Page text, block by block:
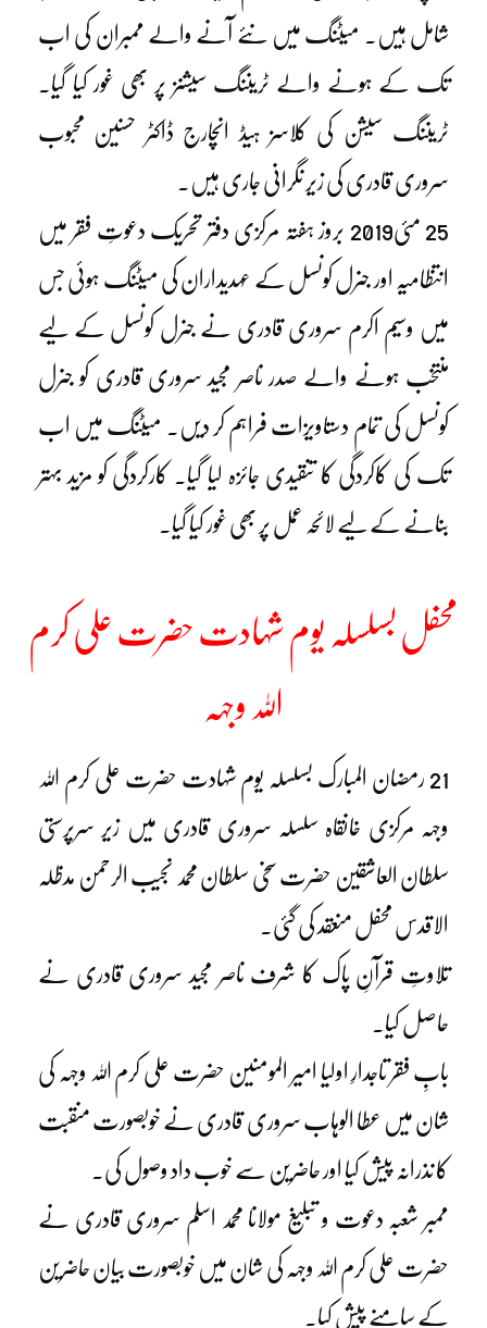
شامل ہیں۔ میٹنگ میں نئے آنے والے ممبران کی اب
تک کے ہونے والے ٹریننگ سیشنز پر بھی غور کیا گیا۔
ٹریننگ سیشن کی کلاسز ہیڈ انچارج ڈاکٹر حسنین محبوب
سروری قادری کی زیر نگرانی جاری ہیں۔
25 مئی2019 بروز ہفتہ مرکزی دفتر تحریک دعوتِ فقر میں
انتظامیہ اور جنرل کونسل کے عہدیداران کی میٹنگ ہوئی جس
میں وسیم اکرم سروری قادری نے جنرل کونسل کے لیے
منتخب ہونے والے صدر ناصر مجید سروری قادری کو جنرل
کونسل کی تمام دستاویزات فراہم کر دیں۔ میٹنگ میں اب
تک کی کاکردگی کا تنقیدی جائزہ لیا گیا۔ کارکردگی کو مزید بہتر
بنانے کے لیے لائحہ عمل پر بھی غور کیا گیا۔
محفل بسلسلہ یوم شہادت حضرت علی کرم
اللہ وجہہ
21 رمضان المبارک بسلسلہ یوم شہادت حضرت علی کرم اللہ
وجہہ مرکزی خانقاہ سلسلہ سروری قادری میں زیر سرپرستی
سلطان العاشقین حضرت سخی سلطان محمد نجیب الرحمن مدظلہ
الاقدس محفل منعقد کی گئی۔
تلاوتِ قرآنِ پاک کا شرف ناصر مجید سروری قادری نے
حاصل کیا۔
بابِ فقر تاجدارِ اولیا امیر المومنین حضرت علی کرم اللہ وجہہ کی
شان میں عطا الوہاب سروری قادری نے خوبصورت منقبت
کا نذرانہ پیش کیا اور حاضرین سے خوب داد وصول کی۔
ممبر شعبہ دعوت و تبلیغ مولانا محمد اسلم سروری قادری نے
حضرت علی کرم اللہ وجہہ کی شان میں خوبصورت بیان حاضرین
کے سامنے پیش کیا۔